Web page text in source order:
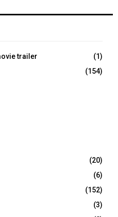
trailer
(1)
(154)
(20)
(6)
(152)
(3)